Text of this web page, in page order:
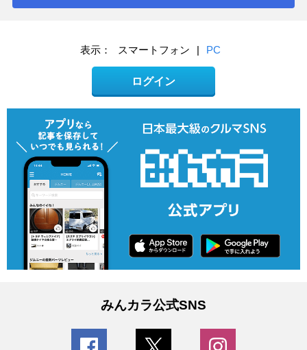
表示： スマートフォン PC
ログイン
みんカラ公式SNS